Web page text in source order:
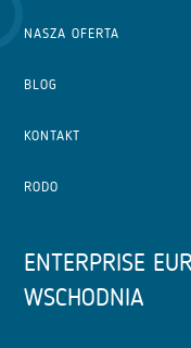
NASZA OFERTA
BLOG
KONTAKT
RODO
ENTERPRISE
WSCHODNIA